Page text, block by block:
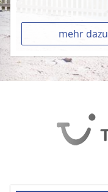
mehr dazu